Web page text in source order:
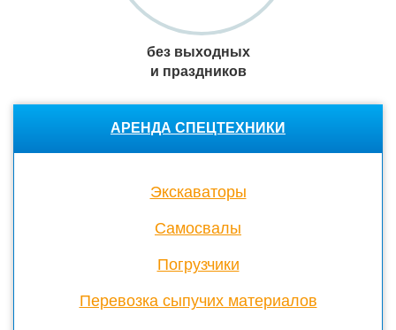
без выходных
и праздников
АРЕНДА СПЕЦТЕХНИКИ
Экскаваторы
Cамосвалы
Погрузчики
Перевозка сыпучих материалов